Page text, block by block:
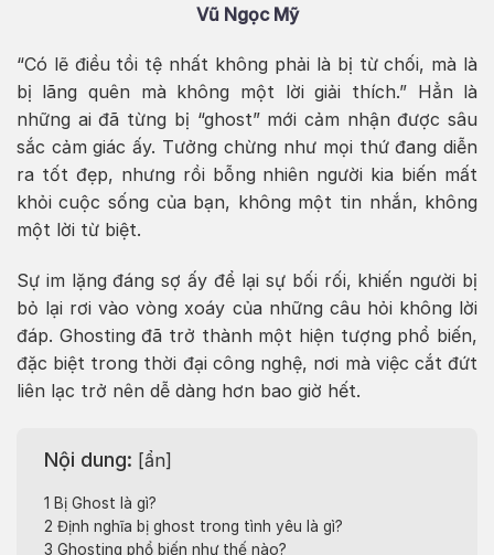
Vũ Ngọc Mỹ
“Có lẽ điều tồi tệ nhất không phải là bị từ chối, mà là
bị lãng quên mà không một lời giải thích.” Hẳn là
những ai đã từng bị “ghost” mới cảm nhận được sâu
sắc cảm giác ấy. Tưởng chừng như mọi thứ đang diễn
ra tốt đẹp, nhưng rồi bỗng nhiên người kia biến mất
khỏi cuộc sống của bạn, không một tin nhắn, không
một lời từ biệt.
Sự im lặng đáng sợ ấy để lại sự bối rối, khiến người bị
bỏ lại rơi vào vòng xoáy của những câu hỏi không lời
đáp. Ghosting đã trở thành một hiện tượng phổ biến,
đặc biệt trong thời đại công nghệ, nơi mà việc cắt đứt
liên lạc trở nên dễ dàng hơn bao giờ hết.
Nội dung: [ẩn]
1 Bị Ghost là gì?
2 Định nghĩa bị ghost trong tình yêu là gì?
3 Ghosting phổ biến như thế nào?